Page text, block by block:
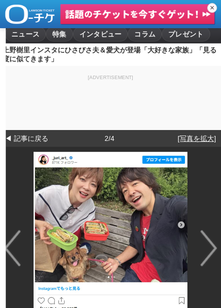
✕
ニュース 特集 インタビュー コラム
プレゼント
上野樹里インスタにひさびさ夫＆愛犬が登場「大好きな家族」「見る
度に似てきます」
[ADVERTISEMENT]
◀ 記事に戻る 2/4 [写真を拡大]